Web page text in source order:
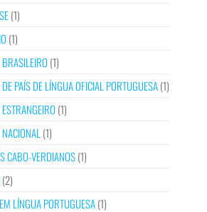
(1)
(1)
(1)
PAÍS DE LÍNGUA OFICIAL PORTUGUESA(1)
(1)
(1)
CABO-VERDIANOS(1)
(2)
LÍNGUA PORTUGUESA(1)